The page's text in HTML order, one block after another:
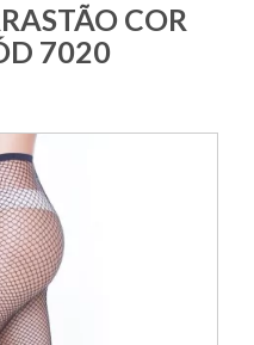
COR
7020